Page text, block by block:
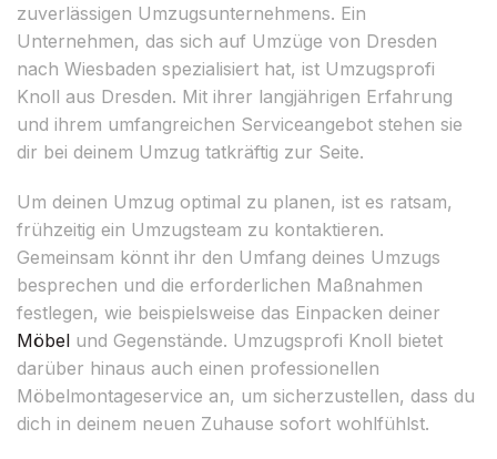
zuverlässigen Umzugsunternehmens. Ein
Unternehmen, das sich auf Umzüge von Dresden
nach Wiesbaden spezialisiert hat, ist Umzugsprofi
Knoll aus Dresden. Mit ihrer langjährigen Erfahrung
und ihrem umfangreichen Serviceangebot stehen sie
dir bei deinem Umzug tatkräftig zur Seite.
Um deinen Umzug optimal zu planen, ist es ratsam,
frühzeitig ein Umzugsteam zu kontaktieren.
Gemeinsam könnt ihr den Umfang deines Umzugs
besprechen und die erforderlichen Maßnahmen
festlegen, wie beispielsweise das Einpacken deiner
Möbel und Gegenstände. Umzugsprofi Knoll bietet
darüber hinaus auch einen professionellen
Möbelmontageservice an, um sicherzustellen, dass du
dich in deinem neuen Zuhause sofort wohlfühlst.